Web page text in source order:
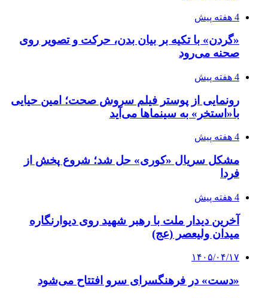
4 هفته پیش
«گردن» با تکیه بر بیان بدن، حرکت و تصویر روی
صحنه می‌رود
4 هفته پیش
رونمایی از پوستر فیلم سروش صحت؛ امین حیایی
با«استخر» به سینماها می‌آید
4 هفته پیش
مشکل سریال «کوری» حل شد؛ شروع پخش از
فردا
4 هفته پیش
آخرین دیدار ملت با رهبر شهید روی دیوارنگاره
میدان ولیعصر (عج)
۱۴۰۵/۰۴/۱۷
«دست» در فرهنگسرای سرو افتتاح می‌شود